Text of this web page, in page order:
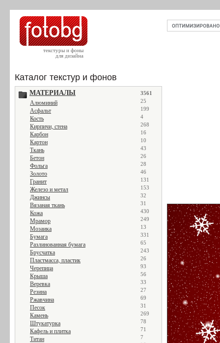
текстуры и фоны
для дизайна
Каталог текстур и фонов
МАТЕРИАЛЫ 3561
Алюминий 25
Асфальт 199
Кость 4
Кирпичи, стена 268
Карбон 16
Картон 10
Ткань 43
Бетон 26
Фольга 28
Золото 46
Гранит 131
Железо и метал 153
Джинсы 32
Вязаная ткань 31
Кожа 430
Мрамор 249
Мозаика 13
Бумага 331
Разлинованная бумага 65
Брусчатка 243
Пластмасса, пластик 26
Черепица 93
Крыша 56
Веревка 33
Резина 27
Ржавчина 69
Песок 31
Камень 269
Штукатурка 78
Кафель и плитка 71
Титан 7